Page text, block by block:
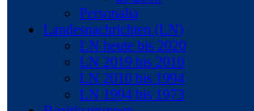
Personalia
Landesnachrichten (LN)
LN heute bis 2020
LN 2019 bis 2010
LN 2010 bis 1994
LN 1994 bis 1973